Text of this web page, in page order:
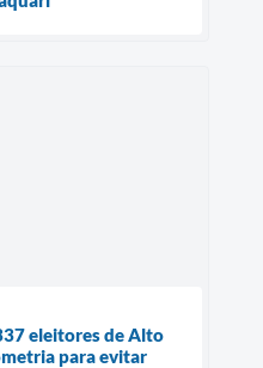
eleitores de Alto
para evitar